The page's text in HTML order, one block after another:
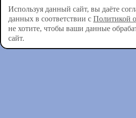
Используя данный сайт, вы даёте
данных в соответствии с Политикой
не хотите, чтобы ваши данные
сайт.